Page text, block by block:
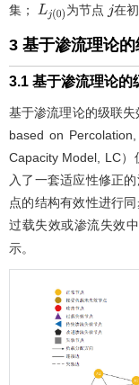
集；
Lj0 为节点 j 在
3 基于渗流理论
3.1 基于渗流理论的
基于渗流理论的级联
based on
Capacity Model, LC）
入了一套适应性修正
点的结构有效性进行
过载失效或渗流失效
示。